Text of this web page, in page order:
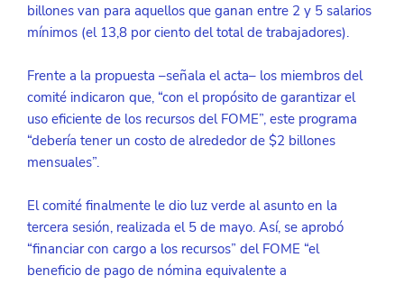
billones van para aquellos que ganan entre 2 y 5 salarios
mínimos (el 13,8 por ciento del total de trabajadores).
Frente a la propuesta –señala el acta– los miembros del
comité indicaron que, “con el propósito de garantizar el
uso eficiente de los recursos del FOME”, este programa
“debería tener un costo de alrededor de $2 billones
mensuales”.
El comité finalmente le dio luz verde al asunto en la
tercera sesión, realizada el 5 de mayo. Así, se aprobó
“financiar con cargo a los recursos” del FOME “el
beneficio de pago de nómina equivalente a